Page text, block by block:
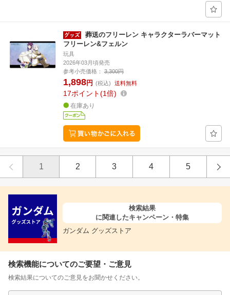
葬送のフリーレン キャラクターラバーマット
フリーレン&フェルン
玩具
2026年03月頃発売
参考小売価格：
3,300円
1,898円 (税込) 送料無料
17ポイント 1倍
在庫あり
1 2 3 4 5
検索結果
に関連したキャンペーン・特集
ガンダム グッズストア
検索機能についてのご要望・ご意見
検索結果についてのご意見をお聞かせください。